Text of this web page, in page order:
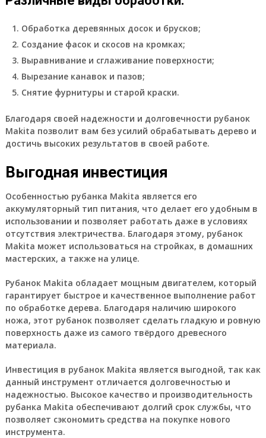
Обработка деревянных досок и брусков;
Создание фасок и скосов на кромках;
Выравнивание и сглаживание поверхности;
Вырезание канавок и пазов;
Снятие фурнитуры и старой краски.
Благодаря своей надежности и долговечности рубанок
Makita позволит вам без усилий обрабатывать дерево и
достичь высоких результатов в своей работе.
Выгодная инвестиция
Особенностью рубанка Makita является его
аккумуляторный тип питания, что делает его удобным в
использовании и позволяет работать даже в условиях
отсутствия электричества. Благодаря этому, рубанок
Makita может использоваться на стройках, в домашних
мастерских, а также на улице.
Рубанок Makita обладает мощным двигателем, который
гарантирует быстрое и качественное выполнение работ
по обработке дерева. Благодаря наличию широкого
ножа, этот рубанок позволяет сделать гладкую и ровную
поверхность даже из самого твёрдого древесного
материала.
Инвестиция в рубанок Makita является выгодной, так как
данный инструмент отличается долговечностью и
надежностью. Высокое качество и производительность
рубанка Makita обеспечивают долгий срок службы, что
позволяет сэкономить средства на покупке нового
инструмента.